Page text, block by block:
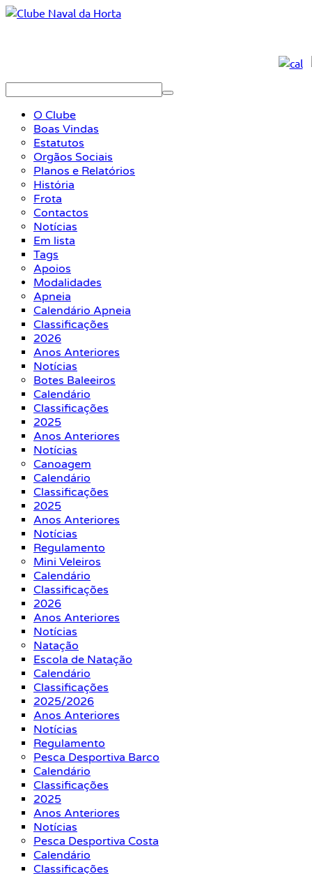
O Clube
Boas Vindas
Estatutos
Orgãos Sociais
Planos e Relatórios
História
Frota
Contactos
Notícias
Em lista
Tags
Apoios
Modalidades
Apneia
Calendário Apneia
Classificações
2026
Anos Anteriores
Notícias
Botes Baleeiros
Calendário
Classificações
2025
Anos Anteriores
Notícias
Canoagem
Calendário
Classificações
2025
Anos Anteriores
Notícias
Regulamento
Mini Veleiros
Calendário
Classificações
2026
Anos Anteriores
Notícias
Natação
Escola de Natação
Calendário
Classificações
2025/2026
Anos Anteriores
Notícias
Regulamento
Pesca Desportiva Barco
Calendário
Classificações
2025
Anos Anteriores
Notícias
Pesca Desportiva Costa
Calendário
Classificações